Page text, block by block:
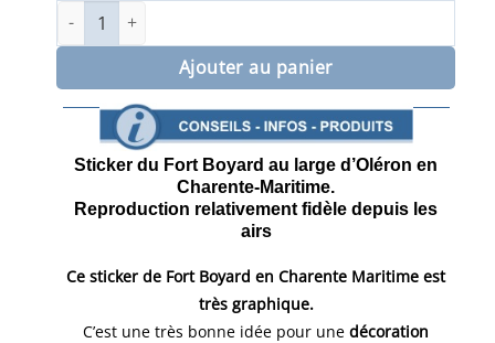
quantité de Sticker mural de Fort Boyard en Charente-
Ajouter au panier
Sticker du Fort Boyard au large d’Oléron en
Charente-Maritime.
Reproduction relativement fidèle depuis les
airs
Ce sticker de Fort Boyard en Charente Maritime est
très graphique.
C’est une très bonne idée pour unedécoration